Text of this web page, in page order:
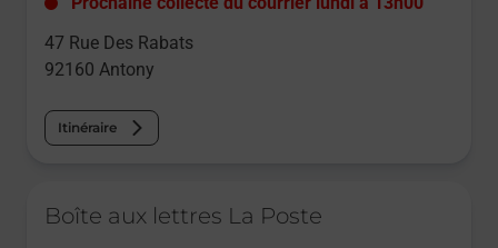
47 Rue Des Rabats
92160 Antony
Itinéraire
Boîte aux lettres La Poste